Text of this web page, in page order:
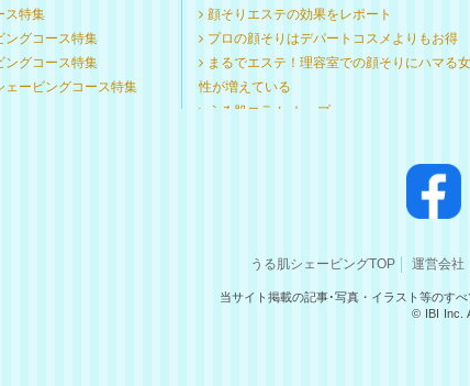
ス特集
ングコース特集
ングコース特集
ェービングコース特集
顔そりエステの効果をレポート
プロの顔そりはデパートコスメよりもお得
まるでエステ！理容室での顔そりにハマる女
性が増えている
うる肌コラム トップ
うる肌シェービングTOP 運営会社
当サイト掲載の記事･写真・イラスト等のす
© IBI Inc.